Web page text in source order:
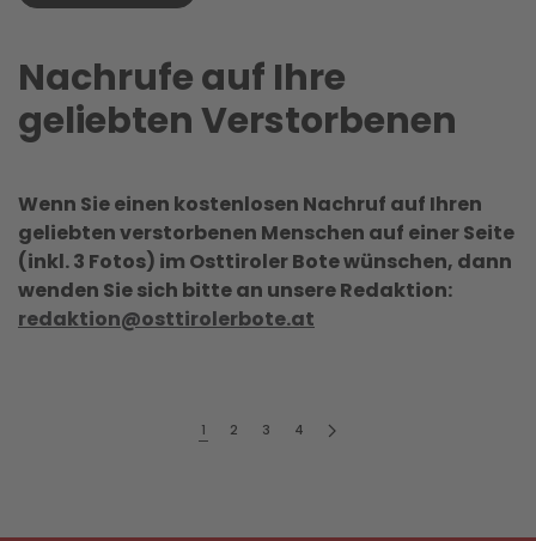
Nachrufe auf Ihre
geliebten Verstorbenen
Wenn Sie einen kostenlosen Nachruf auf Ihren
geliebten verstorbenen Menschen auf einer Seite
(inkl. 3 Fotos) im Osttiroler Bote wünschen, dann
wenden Sie sich bitte an unsere Redaktion:
redaktion@osttirolerbote.at
1 2 3 4